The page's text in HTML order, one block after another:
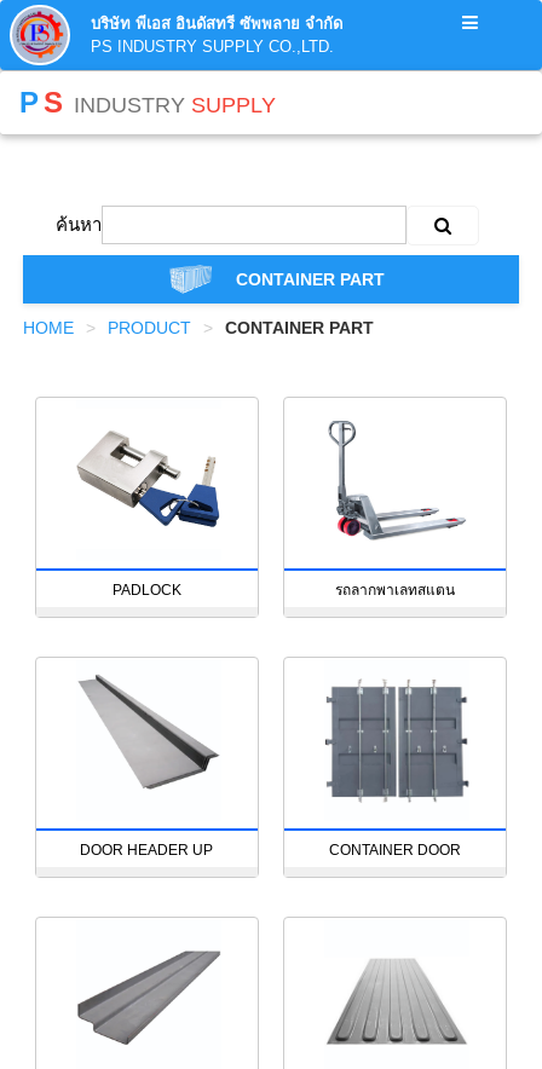
บริษัท พีเอส อินดัสทรี ซัพพลาย จำกัด
PS INDUSTRY SUPPLY CO.,LTD.
PS INDUSTRY SUPPLY
ค้นหา
CONTAINER PART
HOME PRODUCT CONTAINER PART
PADLOCK รถลากพาเลทสแตน
DOOR HEADER UP CONTAINER DOOR